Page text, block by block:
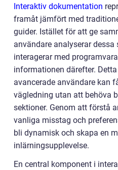
Interaktiv dokumentation
framåt jämfört med
guider. Istället för att ge
användare analyserar
interagerar med
informationen därefter.
avancerade användare kan
vägledning utan att behöva
sektioner. Genom att förstå
vanliga misstag och
bli dynamisk och skapa en
inlärningsupplevelse.
En central komponent i